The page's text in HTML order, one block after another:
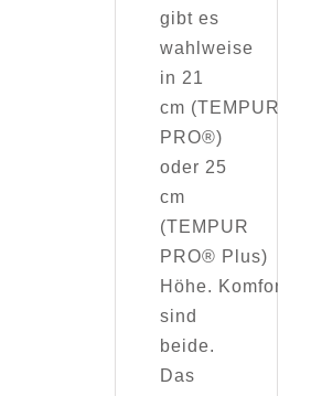
gibt es
wahlweise
in 21
cm (TEMPUR
PRO®)
oder 25
cm
(TEMPUR
PRO® Plus)
Höhe.
sind
beide.
Das